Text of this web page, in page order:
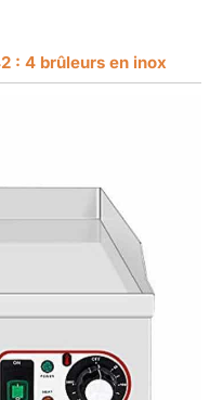
: 4 brûleurs en inox